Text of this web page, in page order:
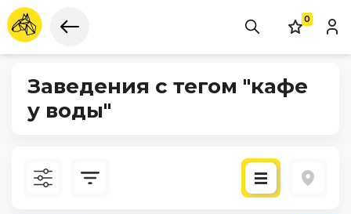
0
Заведения с тегом "кафе
у воды"